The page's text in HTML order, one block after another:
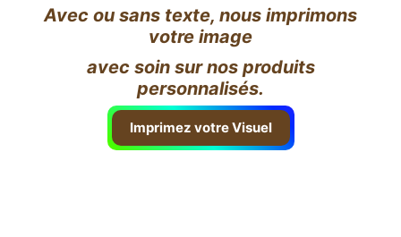
Avec ou sans texte, nous imprimons
votre image
avec soin sur nos produits
personnalisés.
Imprimez votre Visuel